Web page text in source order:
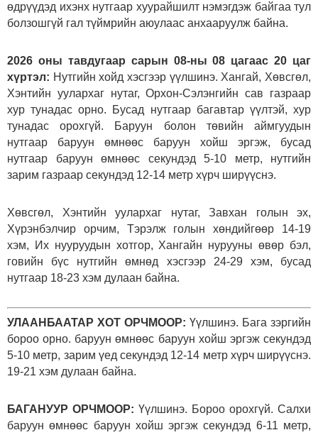
өдрүүдэд ихэнх нутгаар хуурайшилт нэмэгдэж байгаа тул
болзошгүй гал түймрийн аюулаас анхааруулж байна.
2026 оны тавдугаар сарын 08-ны 08 цагаас 20 цаг
хүртэл: Нутгийн хойд хэсгээр үүлшинэ. Хангай, Хөвсгөл,
Хэнтийн уулархаг нутаг, Орхон-Сэлэнгийн сав газраар
хур тунадас орно. Бусад нутгаар багавтар үүлтэй, хур
тунадас орохгүй. Баруун болон төвийн аймгуудын
нутгаар баруун өмнөөс баруун хойш эргэж, бусад
нутгаар баруун өмнөөс секундэд 5-10 метр, нутгийн
зарим газраар секундэд 12-14 метр хүрч ширүүснэ.
Хөвсгөл, Хэнтийн уулархаг нутаг, Завхан голын эх,
Хүрэнбэлчир орчим, Тэрэлж голын хөндийгөөр 14-19
хэм, Их нууруудын хотгор, Хангайн нурууны өвөр бэл,
говийн бүс нутгийн өмнөд хэсгээр 24-29 хэм, бусад
нутгаар 18-23 хэм дулаан байна.
УЛААНБААТАР ХОТ ОРЧМООР: Үүлшинэ. Бага зэргийн
бороо орно. баруун өмнөөс баруун хойш эргэж секундэд
5-10 метр, зарим үед секундэд 12-14 метр хүрч ширүүснэ.
19-21 хэм дулаан байна.
БАГАНУУР ОРЧМООР: Үүлшинэ. Бороо орохгүй. Салхи
баруун өмнөөс баруун хойш эргэж секундэд 6-11 метр,